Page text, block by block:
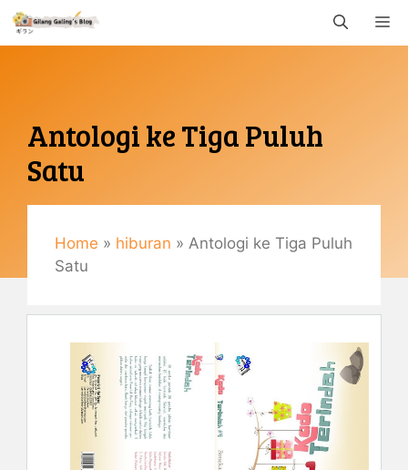
Langsung
Antologi ke Tiga Puluh
Satu
Gemaulani
Home » hiburan » Antologi ke Tiga Puluh
Satu